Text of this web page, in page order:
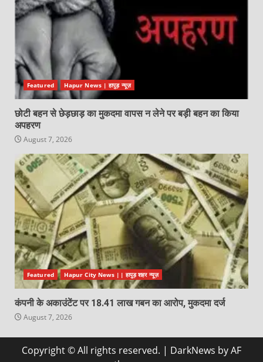
Featured Hapur News | हापुड़ न्यूज़
छोटी बहन से छेड़छाड़ का मुकदमा वापस न लेने पर बड़ी बहन का किया
अपहरण
August 7, 2026
Featured Hapur City News || हापुड़ शहर न्यूज़
कंपनी के अकाउंटेंट पर 18.41 लाख गबन का आरोप, मुकदमा दर्ज
August 7, 2026
Copyright © All rights reserved. | DarkNews by AF